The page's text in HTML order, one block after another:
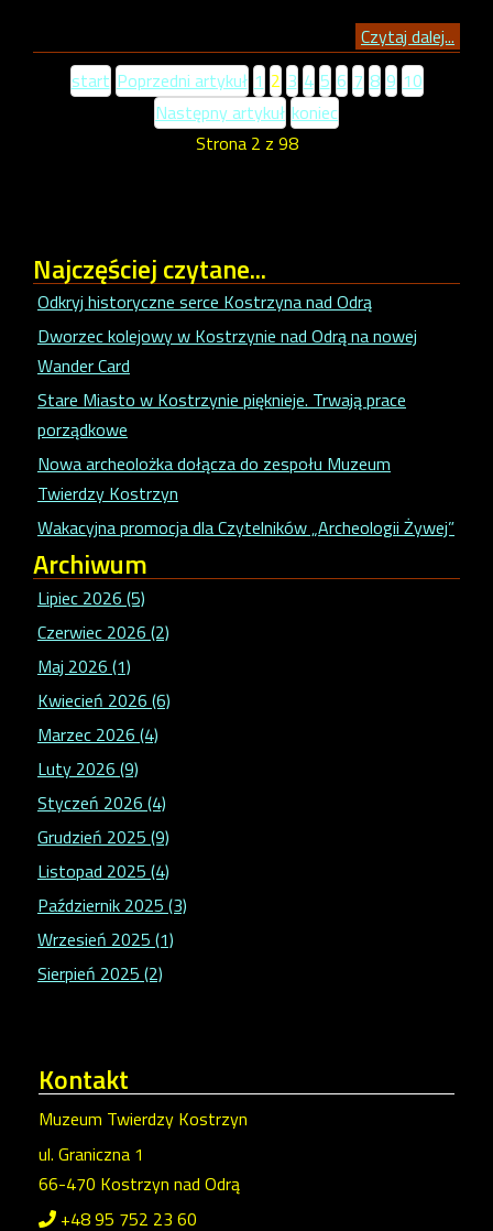
Czytaj dalej...
start Poprzedni artykuł 1 2 3 4 5 6 7 8 9 10
Następny artykuł koniec
Strona 2 z 98
Najczęściejczytane...
Odkryj historyczne serce Kostrzyna nad Odrą
Dworzec kolejowy w Kostrzynie nad Odrą na nowej
Wander Card
Stare Miasto w Kostrzynie pięknieje. Trwają prace
porządkowe
Nowa archeolożka dołącza do zespołu Muzeum
Twierdzy Kostrzyn
Wakacyjna promocja dla Czytelników „Archeologii Żywej”
Archiwum
Lipiec 2026 (5)
Czerwiec 2026 (2)
Maj 2026 (1)
Kwiecień 2026 (6)
Marzec 2026 (4)
Luty 2026 (9)
Styczeń 2026 (4)
Grudzień 2025 (9)
Listopad 2025 (4)
Październik 2025 (3)
Wrzesień 2025 (1)
Sierpień 2025 (2)
Kontakt
Muzeum Twierdzy Kostrzyn
ul. Graniczna 1
66-470 Kostrzyn nad Odrą
+48 95 752 23 60